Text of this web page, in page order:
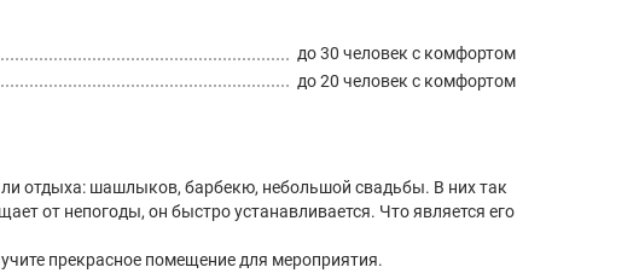
до 30 человек с комфортом
до 20 человек с комфортом
отдыха: шашлыков, барбекю, небольшой свадьбы. В них так
от непогоды, он быстро устанавливается. Что является его
прекрасное помещение для мероприятия.